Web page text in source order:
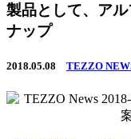
製品として、ア
ナップ
2018.05.08 TEZZO